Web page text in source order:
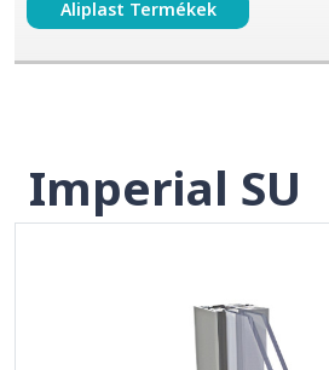
Aliplast Termékek
Imperial SU